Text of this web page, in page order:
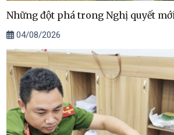
Những đột phá trong Nghị quyết
04/08/2026